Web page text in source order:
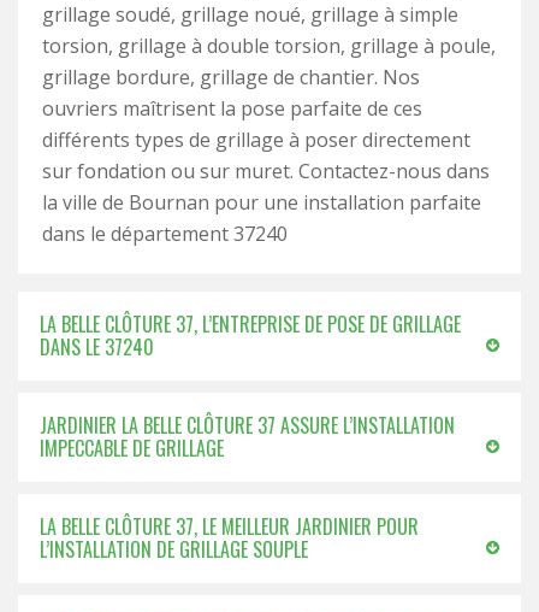
grillage soudé, grillage noué, grillage à simple
torsion, grillage à double torsion, grillage à poule,
grillage bordure, grillage de chantier. Nos
ouvriers maîtrisent la pose parfaite de ces
différents types de grillage à poser directement
sur fondation ou sur muret. Contactez-nous dans
la ville de Bournan pour une installation parfaite
dans le département 37240
LA BELLE CLÔTURE 37, L’ENTREPRISE DE POSE DE GRILLAGE
DANS LE 37240
JARDINIER LA BELLE CLÔTURE 37 ASSURE L’INSTALLATION
IMPECCABLE DE GRILLAGE
LA BELLE CLÔTURE 37, LE MEILLEUR JARDINIER POUR
L’INSTALLATION DE GRILLAGE SOUPLE